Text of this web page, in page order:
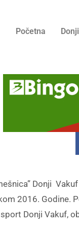
Početna
Donji
2016. Godine.
Donji Vakuf,